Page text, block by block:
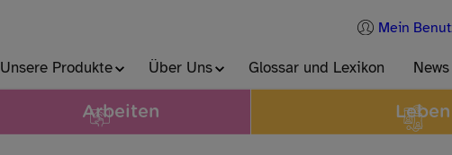
Unsere Produkte Über Uns Glossar und Lexikon News
Mein
Arbeiten Leben